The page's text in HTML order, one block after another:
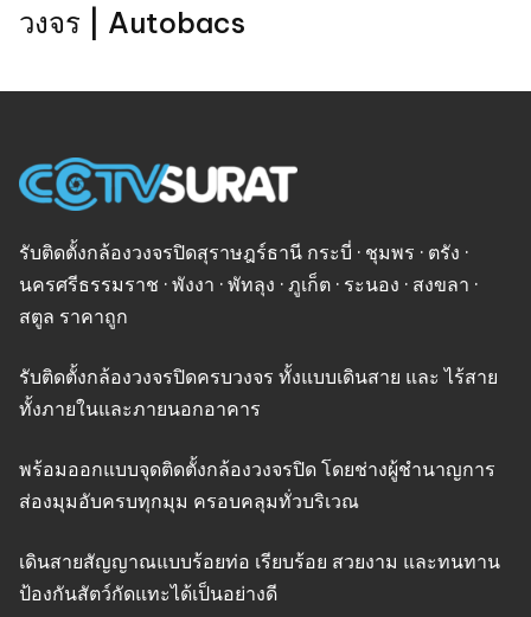
วงจร | Autobacs
รับติดตั้งกล้องวงจรปิดสุราษฎร์ธานี กระบี่ · ชุมพร · ตรัง ·
นครศรีธรรมราช · พังงา · พัทลุง · ภูเก็ต · ระนอง · สงขลา ·
สตูล ราคาถูก
รับติดตั้งกล้องวงจรปิดครบวงจร ทั้งแบบเดินสาย และ ไร้สาย
ทั้งภายในและภายนอกอาคาร
พร้อมออกแบบจุดติดตั้งกล้องวงจรปิด โดยช่างผู้ชำนาญการ
ส่องมุมอับครบทุกมุม ครอบคลุมทั่วบริเวณ
เดินสายสัญญาณแบบร้อยท่อ เรียบร้อย สวยงาม และทนทาน
ป้องกันสัตว์กัดแทะได้เป็นอย่างดี